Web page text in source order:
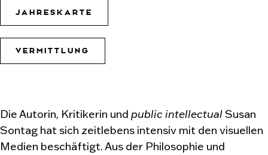
JAHRESKARTE
VERMITTLUNG
Die Autorin, Kritikerin und public intellectualSusan
Sontag hat sich zeitlebens intensiv mit den visuellen
Medien beschäftigt. Aus der Philosophie und